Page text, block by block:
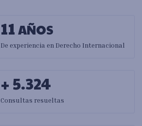
11AÑOS
De experiencia en Derecho Internacional
+ 5.324
Consultas resueltas